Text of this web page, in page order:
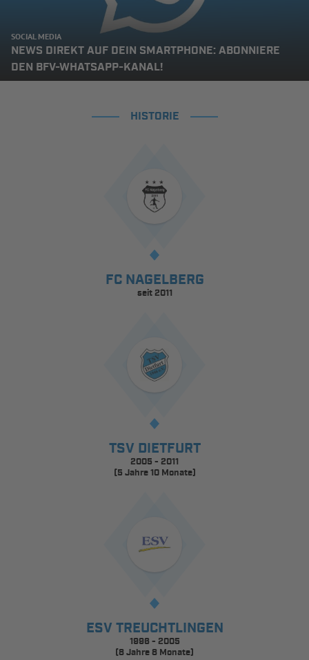
SOCIAL MEDIA
NEWS DIREKT AUF DEIN SMARTPHONE: ABONNIERE
DEN BFV-WHATSAPP-KANAL!
HISTORIE
FC NAGELBERG
seit 2011
TSV DIETFURT
2005 - 2011
(5 Jahre 10 Monate)
ESV TREUCHTLINGEN
1996 - 2005
(8 Jahre 8 Monate)